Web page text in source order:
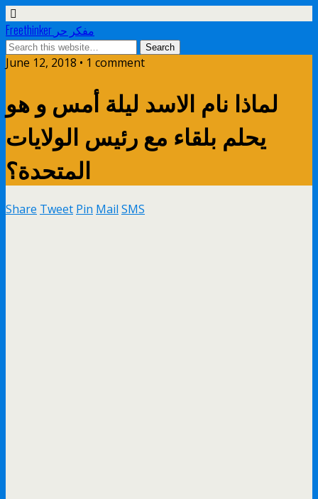
Freethinker مفكر حر
June 12, 2018 • 1 comment
لماذا نام الاسد ليلة أمس و هو
يحلم بلقاء مع رئيس الولايات
المتحدة؟
Share Tweet Pin Mail SMS